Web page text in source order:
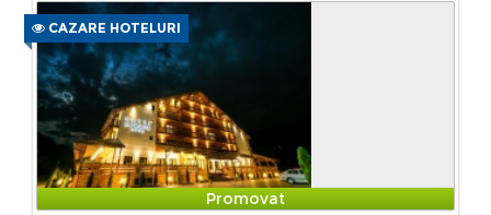
CAZARE HOTELURI
Promovat